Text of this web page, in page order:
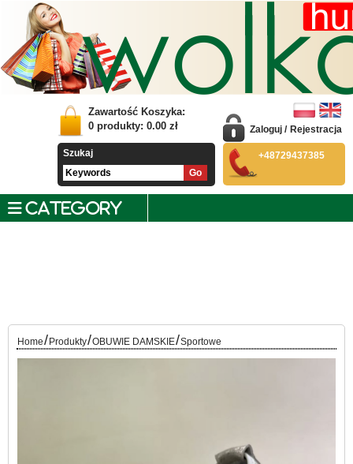
Zawartość Koszyka:
0 produkty: 0.00 zł
Szukaj
Zaloguj / Rejestracja
+48729437385
CATEGORY
Home/ Produkty/OBUWIE DAMSKIE/Sportowe